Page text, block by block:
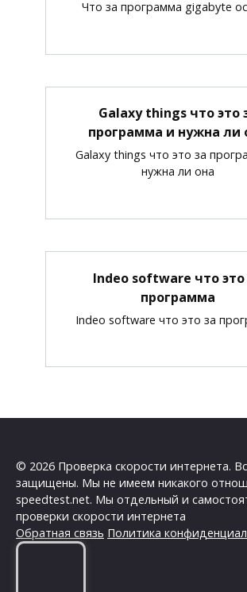
Что за программа gigabyte
Galaxy things что это
программа и нужна ли
Galaxy things что это за
нужна ли она
Indeo software что это
программа
Indeo software что это за
© 2026 Проверка скорости интернета.
защищены. Мы не имеем никакого
speedtest.net. Мы отдельный и
проверки скорости интернета
Обратная связь Политика